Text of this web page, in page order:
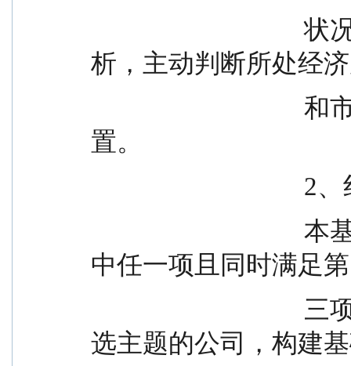
                                  状况、证券市场走势等综合分
析，主动判断所处经
置。
中任一项且同时满足第
选主题的公司，构建